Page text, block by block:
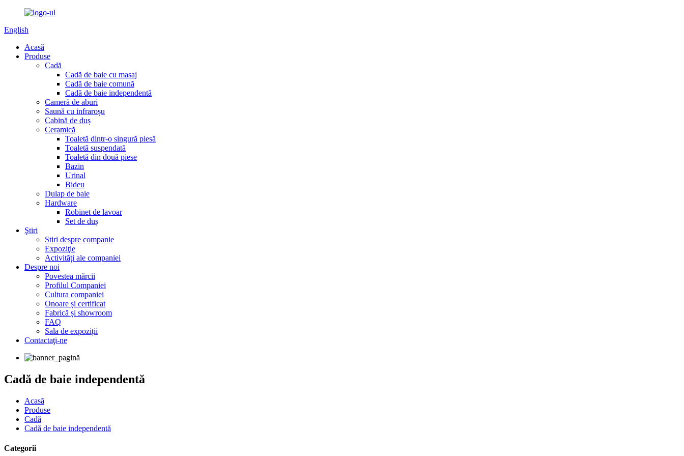
English
Acasă
Produse
Cadă
Cadă de baie cu masaj
Cadă de baie comună
Cadă de baie independentă
Cameră de aburi
Saună cu infraroșu
Cabină de duș
Ceramică
Toaletă dintr-o singură piesă
Toaletă suspendată
Toaletă din două piese
Bazin
Urinal
Bideu
Dulap de baie
Hardware
Robinet de lavoar
Set de duș
Ştiri
Știri despre companie
Expoziţie
Activități ale companiei
Despre noi
Povestea mărcii
Profilul Companiei
Cultura companiei
Onoare și certificat
Fabrică și showroom
FAQ
Sala de expoziții
Contactaţi-ne
Cadă de baie independentă
Acasă
Produse
Cadă
Cadă de baie independentă
Categorii